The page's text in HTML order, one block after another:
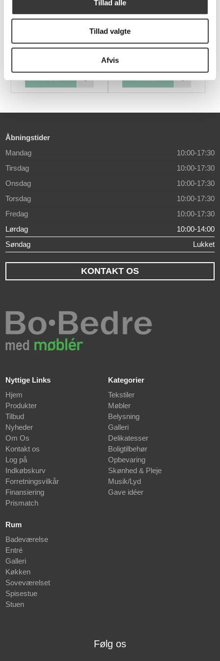
Tillad alle
Tillad valgte
Afvis
Thule taburet, 46cm 19010 SOFA, SORT
Åbningstider
Mandag
10:00-17:30
Tirsdag
10:00-17:30
Onsdag
10:00-17:30
Torsdag
10:00-17:30
Fredag
10:00-17:30
Lørdag
10:00-14:00
Søndag
Lukket
KONTAKT OS
Nyttige Links
Hjem
Produkter
Tilbud
Nyheder
Om Os
Kontakt os
Log på
Indkøbskurv
Forretningsvilkår
Finansiering
Prismatch
Kategorier
Tekstiler
Møbler
Belysning
Galleri
Delikatesser
Boligtilbehør
Opbevaring
Skønhed & Pleje
Musik/Lyd
Gave idéer
Rum
Badeværelse
Entré
Galleri
Køkken
Soveværelset
Spisestue
Stuen
Følg os